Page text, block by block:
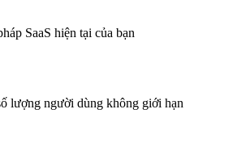
SaaS hiện tại của bạn
lượng người dùng không giới hạn